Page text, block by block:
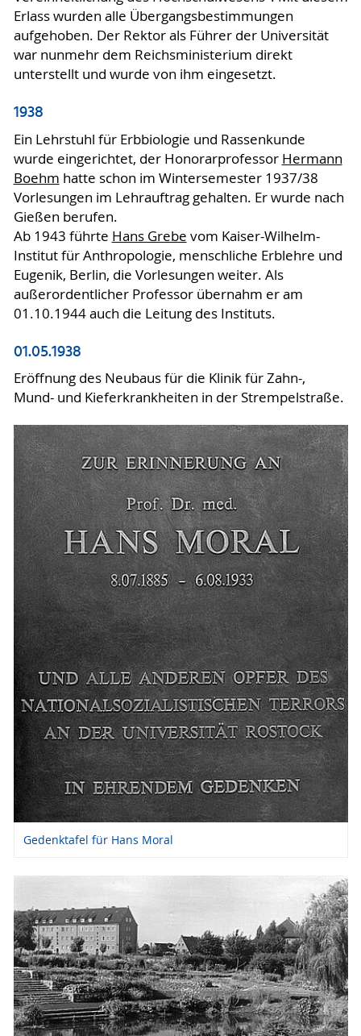
Erlass wurden alle Übergangsbestimmungen
aufgehoben. Der Rektor als Führer der Universität
war nunmehr dem Reichsministerium direkt
unterstellt und wurde von ihm eingesetzt.
1938
Ein Lehrstuhl für Erbbiologie und Rassenkunde
wurde eingerichtet, der Honorarprofessor Hermann
Boehm hatte schon im Wintersemester 1937/38
Vorlesungen im Lehrauftrag gehalten. Er wurde nach
Gießen berufen.
Ab 1943 führte Hans Grebe vom Kaiser-Wilhelm-
Institut für Anthropologie, menschliche Erblehre und
Eugenik, Berlin, die Vorlesungen weiter. Als
außerordentlicher Professor übernahm er am
01.10.1944 auch die Leitung des Instituts.
01.05.1938
Eröffnung des Neubaus für die Klinik für Zahn-,
Mund- und Kieferkrankheiten in der Strempelstraße.
Gedenktafel für Hans Moral